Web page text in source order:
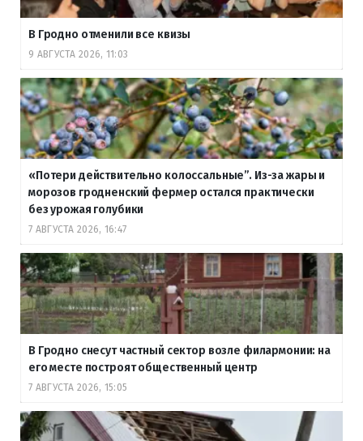
В Гродно отменили все квизы
9 АВГУСТА 2026, 11:03
«Потери действительно колоссальные”. Из-за жары и
морозов гродненский фермер остался практически
без урожая голубики
7 АВГУСТА 2026, 16:47
В Гродно снесут частный сектор возле филармонии: на
его месте построят общественный центр
7 АВГУСТА 2026, 15:05